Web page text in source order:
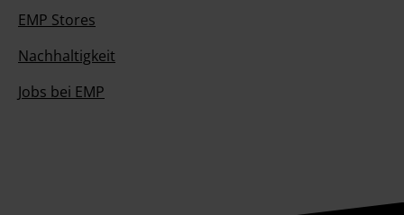
EMP Stores
Nachhaltigkeit
Jobs bei EMP